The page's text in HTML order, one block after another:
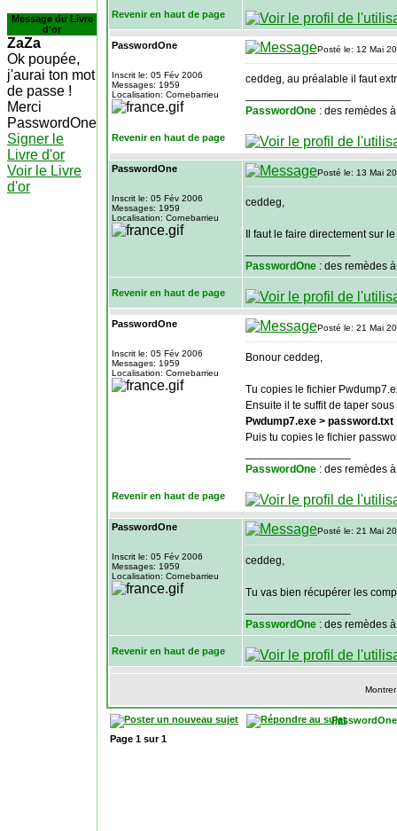
Message du Livre
d'or
ZaZa
Ok poupée,
j'aurai ton mot
de passe !
Merci
PasswordOne
Signer le
Livre d'or
Voir le Livre
d'or
Revenir en haut de page
PasswordOne
Inscrit le: 05 Fév 2006
Messages: 1959
Localisation: Cornebarrieu
Posté le: 12 Mai
ceddeg, au préalable il faut
PasswordOne : des remèdes
Revenir en haut de page
PasswordOne
Inscrit le: 05 Fév 2006
Messages: 1959
Localisation: Cornebarrieu
Posté le: 13 Mai
ceddeg,
Il faut le faire directement sur
PasswordOne : des remèdes
Revenir en haut de page
PasswordOne
Inscrit le: 05 Fév 2006
Messages: 1959
Localisation: Cornebarrieu
Posté le: 21 Mai
Bonour ceddeg,
Tu copies le fichier
Ensuite il te suffit de taper
Pwdump7.exe > password.txt
Puis tu copies le fichier
PasswordOne : des remèdes
Revenir en haut de page
PasswordOne
Inscrit le: 05 Fév 2006
Messages: 1959
Localisation: Cornebarrieu
Posté le: 21 Mai
ceddeg,
Tu vas bien récupérer les
PasswordOne : des remèdes
Revenir en haut de page
Page 1 sur1